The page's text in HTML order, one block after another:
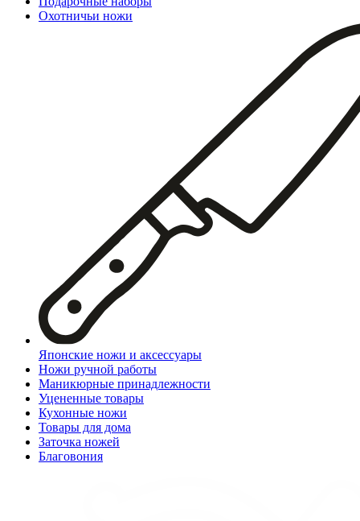
Охотничьи ножи
Японские ножи и аксессуары
Ножи ручной работы
Маникюрные принадлежности
Уцененные товары
Кухонные ножи
Товары для дома
Заточка ножей
Благовония